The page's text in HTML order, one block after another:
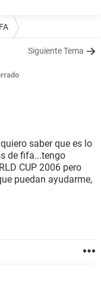
Siguiente Tema
saber que es lo
de fifa...tengo
CUP 2006 pero
puedan ayudarme,